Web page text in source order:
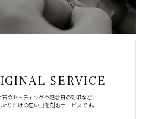
SERVICE
石のセッティングや記念日の刻印など、
たりだけの思い出を刻むサービスです。